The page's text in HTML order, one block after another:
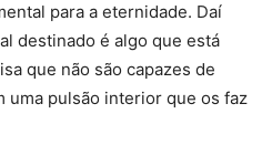
para a eternidade. Daí
destinado é algo que está
que não são capazes de
uma pulsão interior que os faz